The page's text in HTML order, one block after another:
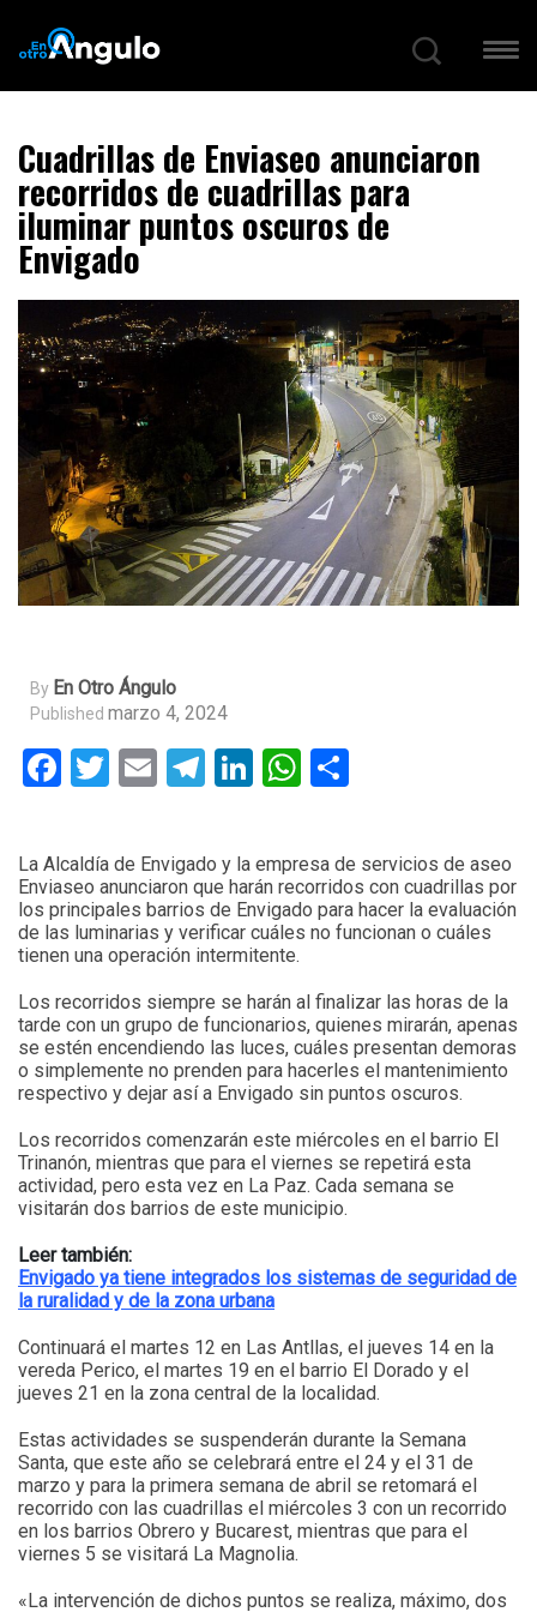
Cuadrillas de Enviaseo anunciaron
recorridos de cuadrillas para
iluminar puntos oscuros de
Envigado
By En Otro Ángulo
Published marzo 4, 2024
Facebook
Twitter
EmailTelegram
LinkedIn
WhatsApp
La Alcaldía de Envigado y la empresa de servicios de aseo
Enviaseo anunciaron que harán recorridos con cuadrillas por
los principales barrios de Envigado para hacer la evaluación
de las luminarias y verificar cuáles no funcionan o cuáles
tienen una operación intermitente.
Los recorridos siempre se harán al finalizar las horas de la
tarde con un grupo de funcionarios, quienes mirarán, apenas
se estén encendiendo las luces, cuáles presentan demoras
o simplemente no prenden para hacerles el mantenimiento
respectivo y dejar así a Envigado sin puntos oscuros.
Los recorridos comenzarán este miércoles en el barrio El
Trinanón, mientras que para el viernes se repetirá esta
actividad, pero esta vez en La Paz. Cada semana se
visitarán dos barrios de este municipio.
Leer también:
Envigado ya tiene integrados los sistemas de seguridad de
la ruralidad y de la zona urbana
Continuará el martes 12 en Las Antllas, el jueves 14 en la
vereda Perico, el martes 19 en el barrio El Dorado y el
jueves 21 en la zona central de la localidad.
Estas actividades se suspenderán durante la Semana
Santa, que este año se celebrará entre el 24 y el 31 de
marzo y para la primera semana de abril se retomará el
recorrido con las cuadrillas el miércoles 3 con un recorrido
en los barrios Obrero y Bucarest, mientras que para el
viernes 5 se visitará La Magnolia.
«La intervención de dichos puntos se realiza, máximo, dos